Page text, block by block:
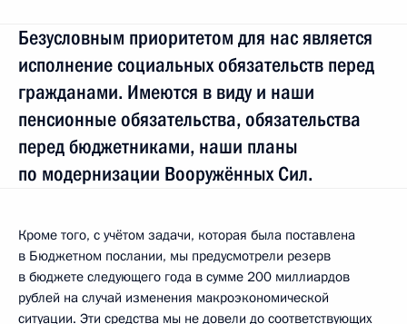
Безусловным приоритетом для нас является
исполнение социальных обязательств перед
гражданами. Имеются в виду и наши
пенсионные обязательства, обязательства
перед бюджетниками, наши планы
по модернизации Вооружённых Сил.
Кроме того, с учётом задачи, которая была поставлена
в Бюджетном послании, мы предусмотрели резерв
в бюджете следующего года в сумме 200 миллиардов
рублей на случай изменения макроэкономической
ситуации. Эти средства мы не довели до соответствующих